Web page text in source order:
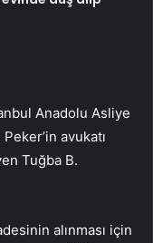
Anadolu Asliye
avukatı
Tuğba B.
alınması için